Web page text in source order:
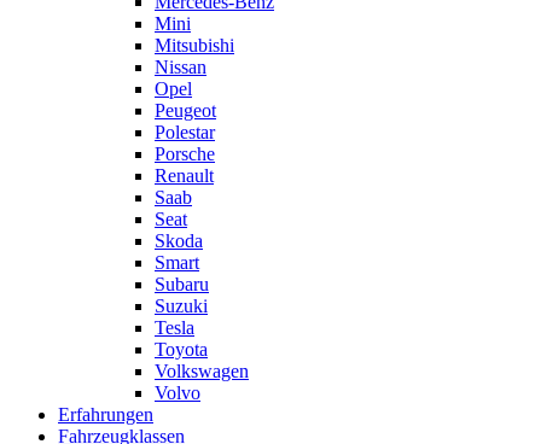
Mini
Mitsubishi
Nissan
Opel
Peugeot
Polestar
Porsche
Renault
Saab
Seat
Skoda
Smart
Subaru
Suzuki
Tesla
Toyota
Volkswagen
Volvo
Erfahrungen
Fahrzeugklassen